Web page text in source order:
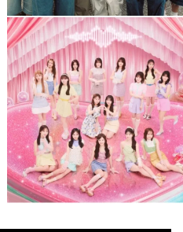
musicjapantv
💡8月特番放送決定！
...
8月 4
2 0